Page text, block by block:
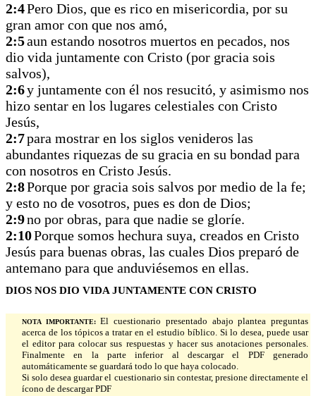
2:4Pero Dios, que es rico en misericordia, por su
gran amor con que nos amó,
2:5aun estando nosotros muertos en pecados, nos
dio vida juntamente con Cristo (por gracia sois
salvos),
2:6y juntamente con él nos resucitó, y asimismo nos
hizo sentar en los lugares celestiales con Cristo
Jesús,
2:7para mostrar en los siglos venideros las
abundantes riquezas de su gracia en su bondad para
con nosotros en Cristo Jesús.
2:8Porque por gracia sois salvos por medio de la fe;
y esto no de vosotros, pues es don de Dios;
2:9no por obras, para que nadie se gloríe.
2:10Porque somos hechura suya, creados en Cristo
Jesús para buenas obras, las cuales Dios preparó de
antemano para que anduviésemos en ellas.
DIOS NOS DIO VIDA JUNTAMENTE CON CRISTO
NOTA IMPORTANTE:
El cuestionario presentado abajo plantea preguntas
acerca de los tópicos a tratar en el estudio bíblico. Si lo desea, puede usar
el editor para colocar sus respuestas y hacer sus anotaciones personales.
Finalmente en la parte inferior al descargar el PDF generado
automáticamente se guardará todo lo que haya colocado.
Si solo desea guardar el cuestionario sin contestar, presione directamente el
ícono de descargar PDF